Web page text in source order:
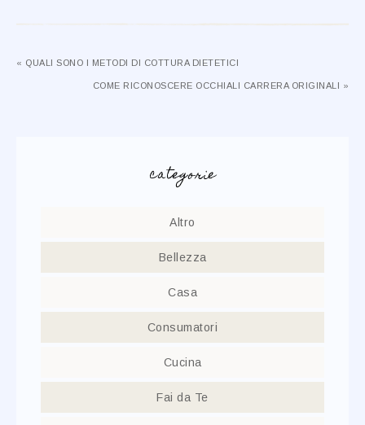
« QUALI SONO I METODI DI COTTURA DIETETICI
COME RICONOSCERE OCCHIALI CARRERA ORIGINALI »
categorie
Altro
Bellezza
Casa
Consumatori
Cucina
Fai da Te